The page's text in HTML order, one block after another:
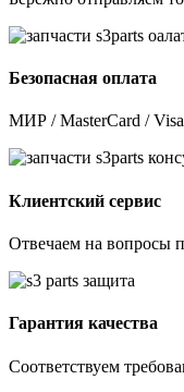
Безопасная оплата
МИР / MasterCard /
Клиентский сервис
Отвечаем на вопросы
Гарантия качества
Соответствуем